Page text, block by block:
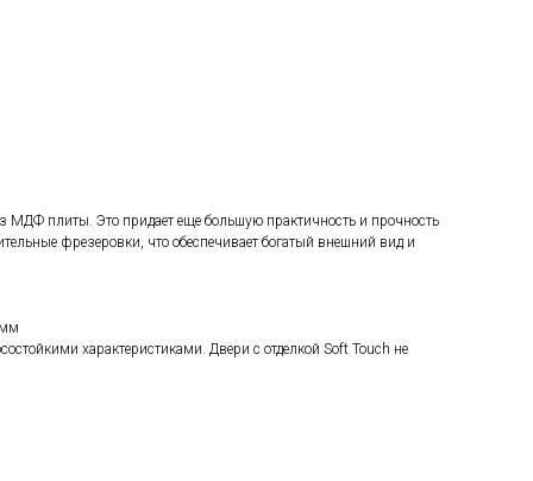
МДФ плиты. Это придает еще большую практичность и прочность
фрезеровки, что обеспечивает богатый внешний вид и
характеристиками. Двери с отделкой Soft Touch не